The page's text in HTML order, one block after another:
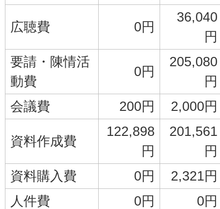
広聴費 0円
36,040
円
要請・陳情活
動費
0円
205,080
円
会議費
200円 2,000円
資料作成費
122,898
円
201,561
円
資料購入費
0円
2,321円
人件費
0円
0円